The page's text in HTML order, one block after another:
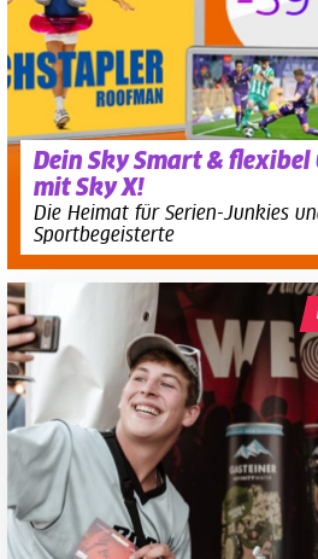
Dein Sky Smart & flexibel
mit Sky X!
Die Heimat für Serien-Junkies
Sportbegeisterte